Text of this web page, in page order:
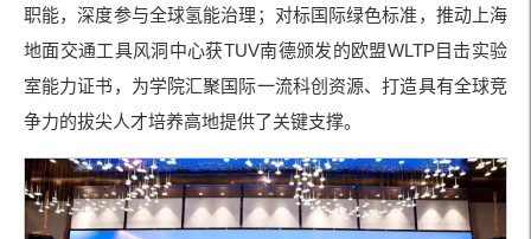
职能，深度参与全球氢能治理；对标国际绿色标准，推动上海
地面交通工具风洞中心获TUV南德颁发的欧盟WLTP目击实验
室能力证书，为学院汇聚国际一流科创资源、打造具有全球竞
争力的拔尖人才培养高地提供了关键支撑。